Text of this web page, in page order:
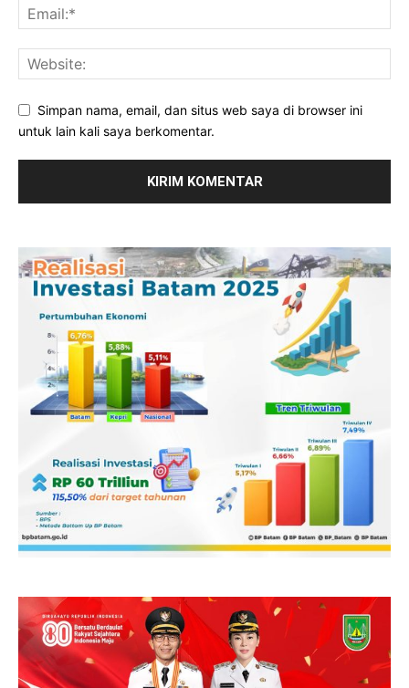
Simpan nama, email, dan situs web saya di browser ini
untuk lain kali saya berkomentar.